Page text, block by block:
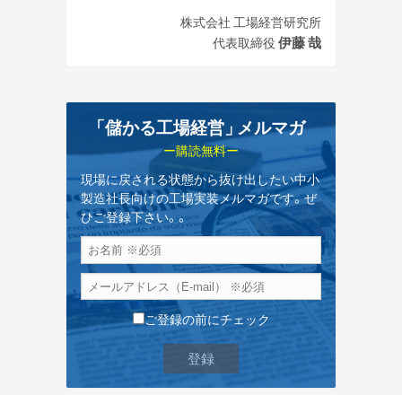
株式会社 工場経営研究所
代表取締役 伊藤 哉
「儲かる工場経営」 メルマガ
ー購読無料ー
現場に戻される状態から抜け出したい中小
製造社長向けの工場実装メルマガです。ぜ
ひご登録下さい。。
ご登録の前にチェック